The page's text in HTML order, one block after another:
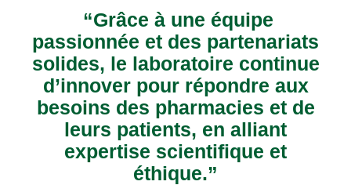
“Grâce à une équipe
passionnée et des partenariats
solides, le laboratoire continue
d’innover pour répondre aux
besoins des pharmacies et de
leurs patients, en alliant
expertise scientifique et
éthique.”